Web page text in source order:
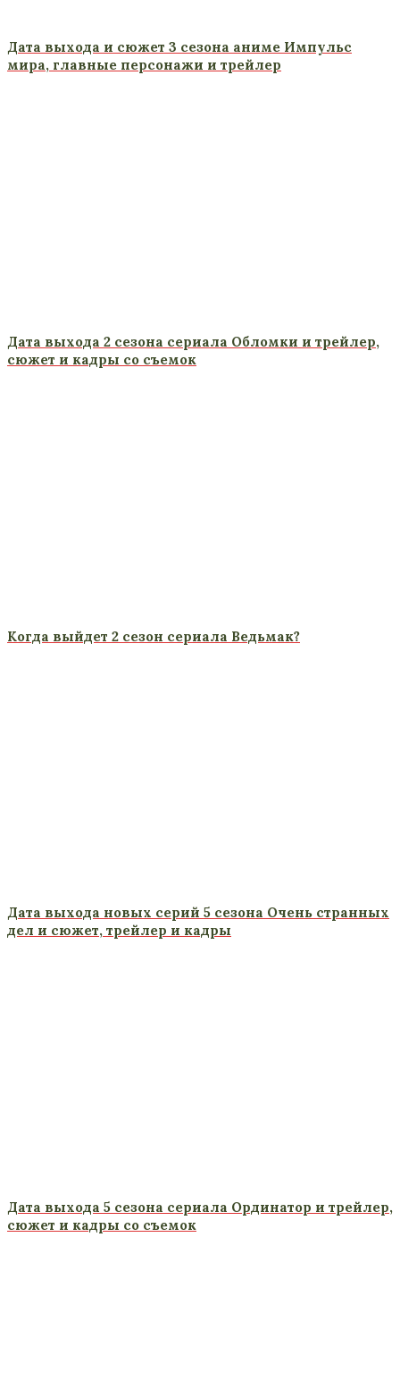
Дата выхода и сюжет 3 сезона аниме Импульс
мира, главные персонажи и трейлер
Дата выхода 2 сезона сериала Обломки и трейлер,
сюжет и кадры со съемок
Когда выйдет 2 сезон сериала Ведьмак?
Дата выхода новых серий 5 сезона Очень странных
дел и сюжет, трейлер и кадры
Дата выхода 5 сезона сериала Ординатор и трейлер,
сюжет и кадры со съемок